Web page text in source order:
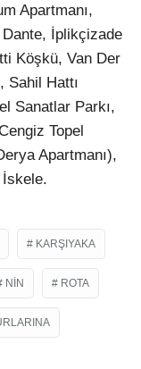
Apartmanı,
Dante, İplikçizade
Köşkü, Van Der
Sahil Hattı
Sanatlar Parkı,
Topel
Apartmanı),
İskele.
KARŞIYAKA
NIN ROTA